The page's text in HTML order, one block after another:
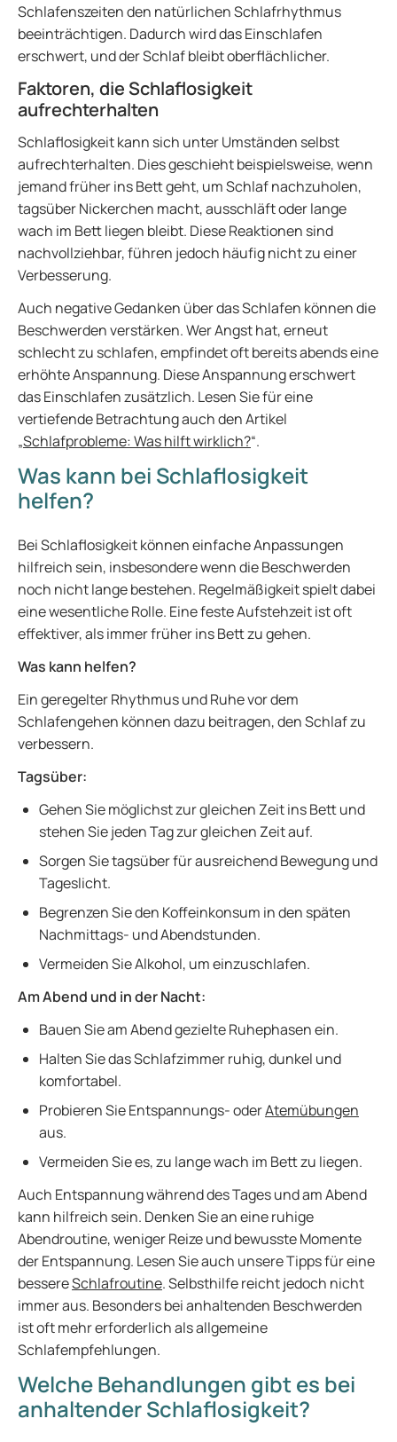
Schlafenszeiten den natürlichen Schlafrhythmus
beeinträchtigen. Dadurch wird das Einschlafen
erschwert, und der Schlaf bleibt oberflächlicher.
Faktoren, die Schlaflosigkeit
aufrechterhalten
Schlaflosigkeit kann sich unter Umständen selbst
aufrechterhalten. Dies geschieht beispielsweise, wenn
jemand früher ins Bett geht, um Schlaf nachzuholen,
tagsüber Nickerchen macht, ausschläft oder lange
wach im Bett liegen bleibt. Diese Reaktionen sind
nachvollziehbar, führen jedoch häufig nicht zu einer
Verbesserung.
Auch negative Gedanken über das Schlafen können die
Beschwerden verstärken. Wer Angst hat, erneut
schlecht zu schlafen, empfindet oft bereits abends eine
erhöhte Anspannung. Diese Anspannung erschwert
das Einschlafen zusätzlich. Lesen Sie für eine
vertiefende Betrachtung auch den Artikel
„Schlafprobleme: Was hilft wirklich?“.
Was kann bei Schlaflosigkeit
helfen?
Bei Schlaflosigkeit können einfache Anpassungen
hilfreich sein, insbesondere wenn die Beschwerden
noch nicht lange bestehen. Regelmäßigkeit spielt dabei
eine wesentliche Rolle. Eine feste Aufstehzeit ist oft
effektiver, als immer früher ins Bett zu gehen.
Was kann helfen?
Ein geregelter Rhythmus und Ruhe vor dem
Schlafengehen können dazu beitragen, den Schlaf zu
verbessern.
Tagsüber:
Gehen Sie möglichst zur gleichen Zeit ins Bett und
stehen Sie jeden Tag zur gleichen Zeit auf.
Sorgen Sie tagsüber für ausreichend Bewegung und
Tageslicht.
Begrenzen Sie den Koffeinkonsum in den späten
Nachmittags- und Abendstunden.
Vermeiden Sie Alkohol, um einzuschlafen.
Am Abend und in der Nacht:
Bauen Sie am Abend gezielte Ruhephasen ein.
Halten Sie das Schlafzimmer ruhig, dunkel und
komfortabel.
Probieren Sie Entspannungs- oderAtemübungen
aus.
Vermeiden Sie es, zu lange wach im Bett zu liegen.
Auch Entspannung während des Tages und am Abend
kann hilfreich sein. Denken Sie an eine ruhige
Abendroutine, weniger Reize und bewusste Momente
der Entspannung. Lesen Sie auch unsere Tipps für eine
bessereSchlafroutine. Selbsthilfe reicht jedoch nicht
immer aus. Besonders bei anhaltenden Beschwerden
ist oft mehr erforderlich als allgemeine
Schlafempfehlungen.
Welche Behandlungen gibt es bei
anhaltender Schlaflosigkeit?